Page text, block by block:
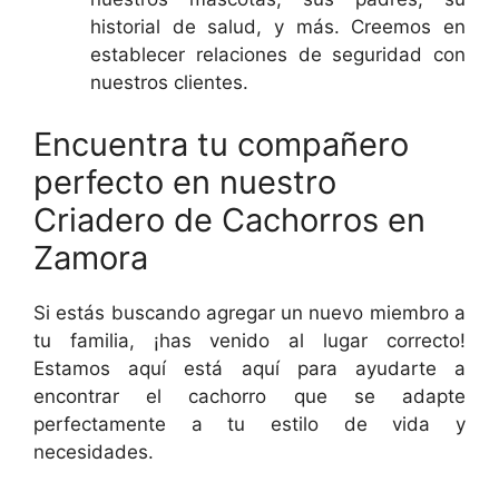
historial de salud, y más. Creemos en
establecer relaciones de seguridad con
nuestros clientes.
Encuentra tu compañero
perfecto en nuestro
Criadero de Cachorros en
Zamora
Si estás buscando agregar un nuevo miembro a
tu familia, ¡has venido al lugar correcto!
Estamos aquí está aquí para ayudarte a
encontrar el cachorro que se adapte
perfectamente a tu estilo de vida y
necesidades.